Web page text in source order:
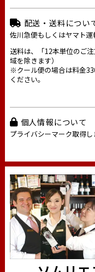
配送・送料につい
佐川急便もしくはヤマト運
送料は、「12本単位のご
域を除きます）
※クール便の場合は料金
ください。
個人情報について
プライバシーマーク取得し